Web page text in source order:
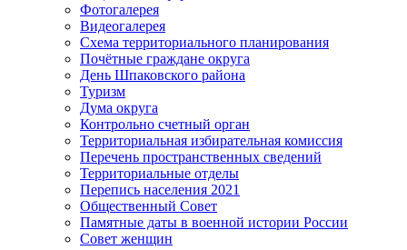
Фотогалерея
Видеогалерея
Схема территориального планирования
Почётные граждане округа
День Шпаковского района
Туризм
Дума округа
Контрольно счетный орган
Территориальная избирательная комиссия
Перечень пространственных сведений
Территориальные отделы
Перепись населения 2021
Общественный Совет
Памятные даты в военной истории России
Совет женщин